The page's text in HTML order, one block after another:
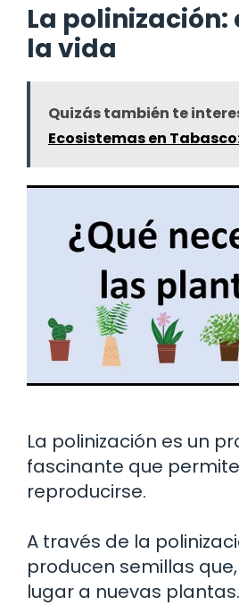
La polinización:
la vida
Quizás también te
Ecosistemas en
La polinización es un
fascinante que
reproducirse.
A través de la
producen semillas
lugar a nuevas plantas.